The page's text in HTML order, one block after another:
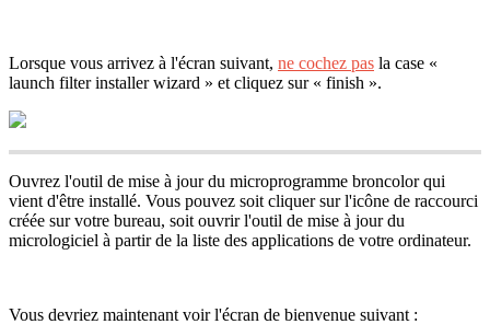
Lorsque vous arrivez à l'écran suivant, ne cochez pas la case «
launch filter installer wizard » et cliquez sur « finish ».
Ouvrez l'outil de mise à jour du microprogramme broncolor qui
vient d'être installé. Vous pouvez soit cliquer sur l'icône de raccourci
créée sur votre bureau, soit ouvrir l'outil de mise à jour du
micrologiciel à partir de la liste des applications de votre ordinateur.
Vous devriez maintenant voir l'écran de bienvenue suivant :